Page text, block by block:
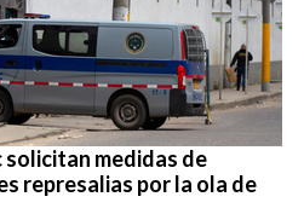
solicitan medidas de
represalias por la ola de